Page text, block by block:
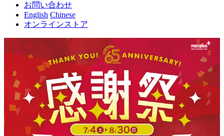
お問い合わせ
English Chinese
オンラインストア